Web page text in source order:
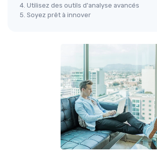
4. Utilisez des outils d'analyse avancés
5. Soyez prêt à innover